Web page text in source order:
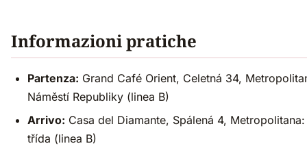
Informazioni pratiche
Partenza: Grand Café Orient, Celetná 34,
Náměstí Republiky (linea B)
Arrivo: Casa del Diamante, Spálená 4,
třída (linea B)